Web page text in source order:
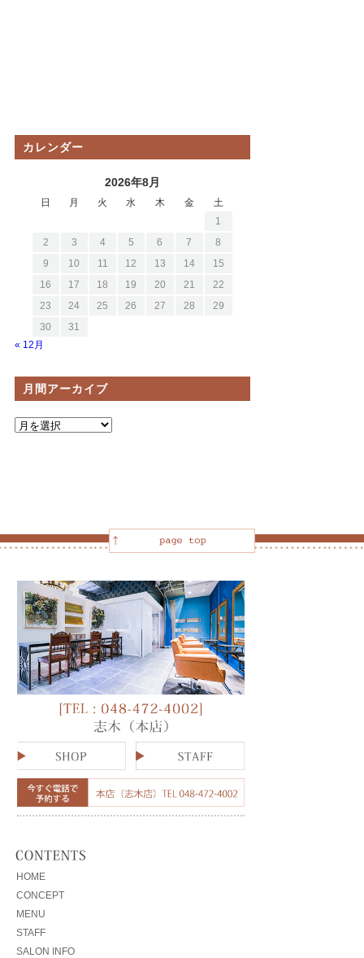
カレンダー
2026年8月
日 月 火 水 木 金
土
1
2
3 4 5 6 7
8
9
10 11 12 13 14
15
16
17 18 19 20 21
22
23
24 25 26 27 28
29
30
31
« 12月
月間アーカイブ
HOME
CONCEPT
MENU
STAFF
SALON INFO